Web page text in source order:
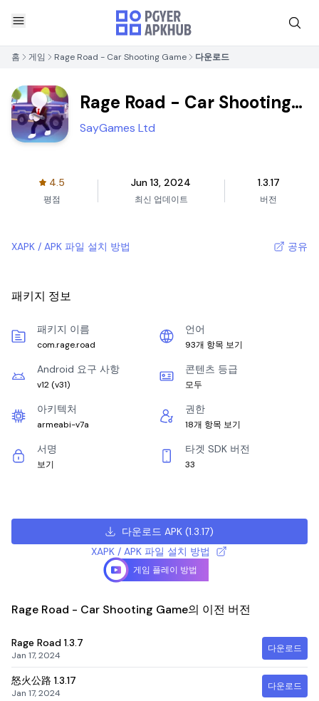
홈 게임 Rage Road - Car Shooting Game 다운로드
Rage Road - Car Shooting
Game
SayGames Ltd
4.5
평점
Jun 13, 2024
최신 업데이트
1.3.17
버전
XAPK / APK 파일 설치 방법 공유
패키지 정보
패키지 이름
com.rage.road
언어
93개 항목 보기
Android 요구 사항
v12 (v31)
콘텐츠 등급
모두
아키텍처
armeabi-v7a
권한
18개 항목 보기
서명
보기
타겟 SDK 버전
33
다운로드 APK (1.3.17)
XAPK / APK 파일 설치 방법
게임 플레이 방법
Rage Road - Car Shooting Game의 이전 버전
Rage Road 1.3.7
Jan 17, 2024
다운로드
怒火公路 1.3.17
Jan 17, 2024
다운로드